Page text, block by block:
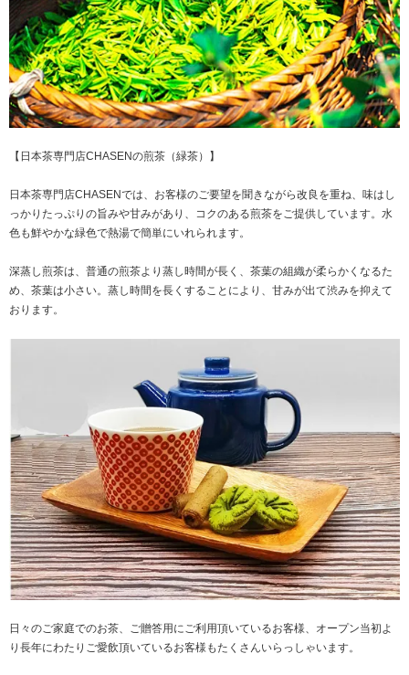
【日本茶専門店CHASENの煎茶（緑茶）】
日本茶専門店CHASENでは、お客様のご要望を聞きながら改良を重ね、味はし
っかりたっぷりの旨みや甘みがあり、コクのある煎茶をご提供しています。水
色も鮮やかな緑色で熱湯で簡単にいれられます。
深蒸し煎茶は、普通の煎茶より蒸し時間が長く、茶葉の組織が柔らかくなるた
め、茶葉は小さい。蒸し時間を長くすることにより、甘みが出て渋みを抑えて
おります。
日々のご家庭でのお茶、ご贈答用にご利用頂いているお客様、オープン当初よ
り長年にわたりご愛飲頂いているお客様もたくさんいらっしゃいます。